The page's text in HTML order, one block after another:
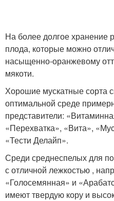
На более долгое хранение
плода, которые можно
насыщенно-оранжевому
мякоти.
Хорошие мускатные сорта
оптимальной среде
представители:
«Перехватка», «Вита»,
«Тести Делайп».
Среди среднеспелых для
с отличной лежкостью ,
«Голосемянная» и
имеют твердую кору и